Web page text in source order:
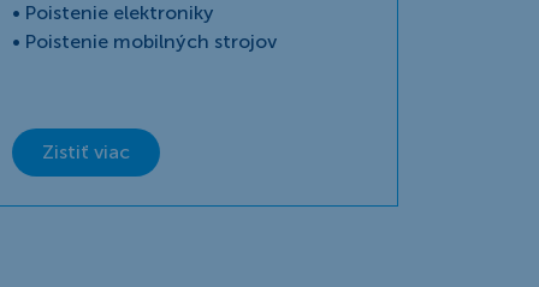
• Poistenie elektroniky
• Poistenie mobilných strojov
Zistiť viac